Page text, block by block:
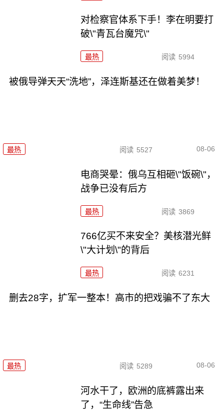
对检察官体系下手！李在明要打
破\"青瓦台魔咒\"
最热 阅读 5994
被俄导弹天天“洗地”，泽连斯基还在做着美梦！
最热 阅读 5527 08-06
电商哭晕：俄乌互相砸\"饭碗\"，
战争已没有后方
最热 阅读 3869
766亿买不来安全？美核潜光鲜
\"大计划\"的背后
最热 阅读 6231
删去28字，扩军一整本！高市的把戏骗不了东大
最热 阅读 5289 08-06
河水干了，欧洲的底裤露出来
了，“生命线”告急